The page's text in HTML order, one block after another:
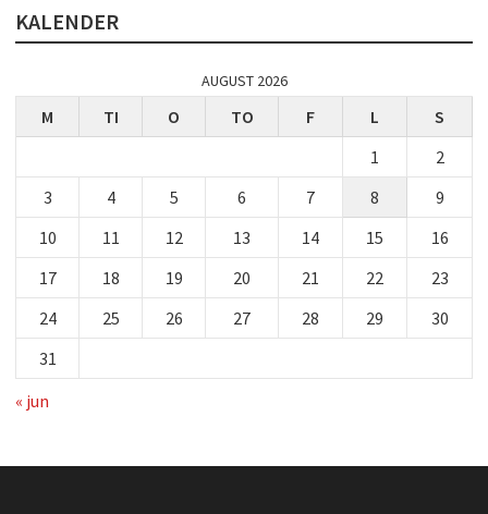
KALENDER
AUGUST 2026
M TI O TO F L
S
1
2
3
4 5 6 7 8
9
10
11 12 13 14 15
16
17
18 19 20 21 22
23
24
25 26 27 28 29
30
31
« jun